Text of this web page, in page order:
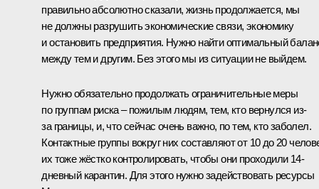
правильно абсолютно сказали, жизнь продолжается, мы
не должны разрушить экономические связи, экономику
и остановить предприятия. Нужно найти оптимальный
между тем и другим. Без этого мы из ситуации не выйдем.
Нужно обязательно продолжать ограничительные меры
по группам риска – пожилым людям, тем, кто вернулся из-
за границы, и, что сейчас очень важно, по тем, кто заболел.
Контактные группы вокруг них составляют от 10 до 20
их тоже жёстко контролировать, чтобы они проходили 14-
дневный карантин. Для этого нужно задействовать ресурсы